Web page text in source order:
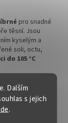
Dalším
s jejich
.
a ihned k
pro snadné
těsní. Jsou
kyselým a
soli, octu,
do 105 °C
RTS. Víčko
a je